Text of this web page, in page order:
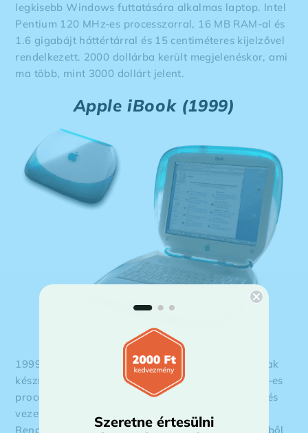
legkisebb Windows futtatására alkalmas laptop. Intel
Pentium 120 MHz-es processzorral, 16 MB RAM-al és
1.6 gigabájt háttértárral és 15 centiméteres kijelzővel
rendelkezett. 2000 dollárba került megjelenéskor, ami
ma több, mint 3000 dollárt jelent.
Apple iBook (1999)
1999-ben jelent meg az Apple átlagfelhasználóknak
készített laptopja, mely színes kijelzővel, 300 MHz-es
processzorral, 3.2 GB háttértárral, CD lejátszóval és
vezeték nélküli hálózati kapcsolattal rendelkezett.
Rengeteg fogyott belőle, több iskola is vásárolt ebből
Szeretne értesülni